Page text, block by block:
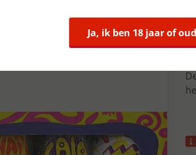
Ja, ik ben 18 jaar of